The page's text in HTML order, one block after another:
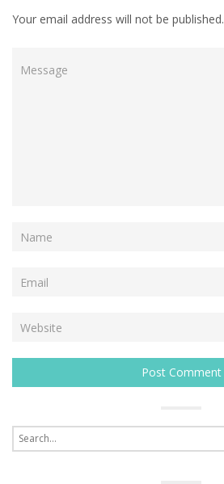
Your email address will not be published.
for: